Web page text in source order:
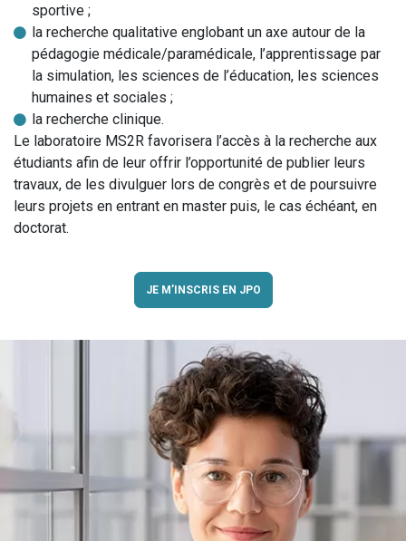
sportive ;
la recherche qualitative englobant un axe autour de la
pédagogie médicale/paramédicale, l’apprentissage par
la simulation, les sciences de l’éducation, les sciences
humaines et sociales ;
la recherche clinique.
Le laboratoire MS2R favorisera l’accès à la recherche aux
étudiants afin de leur offrir l’opportunité de publier leurs
travaux, de les divulguer lors de congrès et de poursuivre
leurs projets en entrant en master puis, le cas échéant, en
doctorat.
JE M’INSCRIS EN JPO